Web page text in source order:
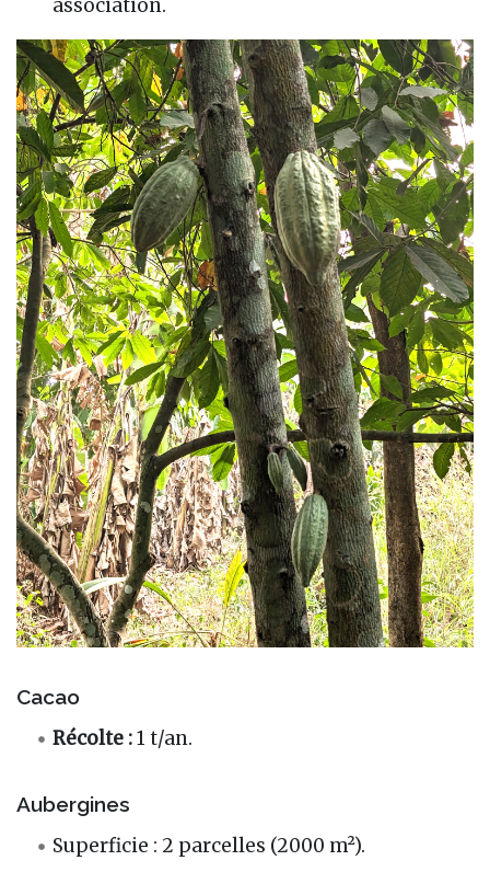
association.
Cacao
Récolte :1 t/an.
Aubergines
Superficie : 2 parcelles (2000 m²).